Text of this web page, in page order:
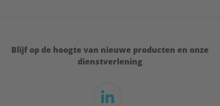
Blijf op de hoogte van nieuwe producten en onze
dienstverlening